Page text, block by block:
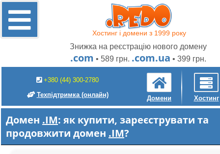
Хостинг і домени з 1999 року
Знижка на реєстрацію нового домену
.com • 589 грн. .com.ua • 399 грн.
+380 (44) 300-2780
Техпідтримка (онлайн) Домени Хостинг
Домен .IM: як купити, зареєструвати та
продовжити домен .IM?